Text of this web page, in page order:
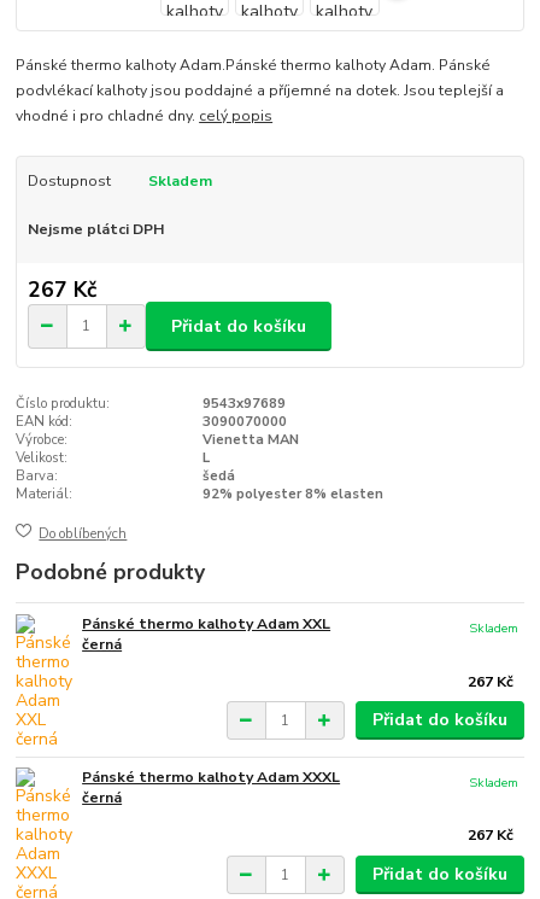
Pánské thermo kalhoty Adam.Pánské thermo kalhoty Adam. Pánské
podvlékací kalhoty jsou poddajné a příjemné na dotek. Jsou teplejší a
vhodné i pro chladné dny. celý popis
Dostupnost Skladem
Nejsme plátci DPH
267 Kč
Přidat do košíku
Číslo produktu:
9543x97689
EAN kód:
3090070000
Výrobce:
Vienetta MAN
Velikost:
L
Barva:
šedá
Materiál:
92% polyester 8% elasten
Do oblíbených
Podobné produkty
Pánské thermo kalhoty Adam XXL
černá
267 Kč
Skladem
Přidat do košíku
Pánské thermo kalhoty Adam XXXL
černá
267 Kč
Skladem
Přidat do košíku